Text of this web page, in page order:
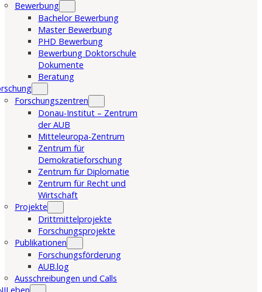
Bewerbung
Bachelor Bewerbung
Master Bewerbung
PHD Bewerbung
Bewerbung Doktorschule
Dokumente
Beratung
Forschungszentren
Donau-Institut – Zentrum
der AUB
Mitteleuropa-Zentrum
Zentrum für
Demokratieforschung
Zentrum für Diplomatie
Zentrum für Recht und
Wirtschaft
Projekte
Drittmittelprojekte
Forschungsprojekte
Publikationen
Forschungsförderung
AUB.log
Ausschreibungen und Calls